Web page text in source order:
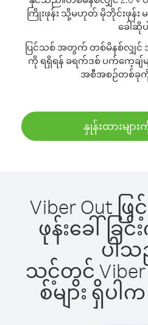
ကြိုးဖုန်း သို့မဟုတ် မိုဘိုင်းဖုန်
ခေါ်ဆိုပ
ပြင်သစ် အတွက် တစ်မိနစ်လျှင် အ
ကို ရရှိရန် ခရက်ဒစ် ပက်ကေ့ချ်
အစီအစဉ်တစ်ခု
နှုန်းထားမျာ
Viber Out ဖ
ဖုန်းခေါ်ခ
ပါ
သင့်တွင်
စ်များ ရှိပ